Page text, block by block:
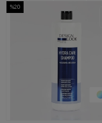
%20